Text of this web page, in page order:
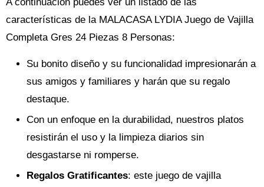
características de la MALACASA LYDIA Juego de Vajilla
Completa Gres 24 Piezas 8 Personas:
Su bonito diseño y su funcionalidad impresionarán a
sus amigos y familiares y harán que su regalo
destaque.
Con un enfoque en la durabilidad, nuestros platos
resistirán el uso y la limpieza diarios sin
desgastarse ni romperse.
Regalos Gratificantes: este juego de vajilla